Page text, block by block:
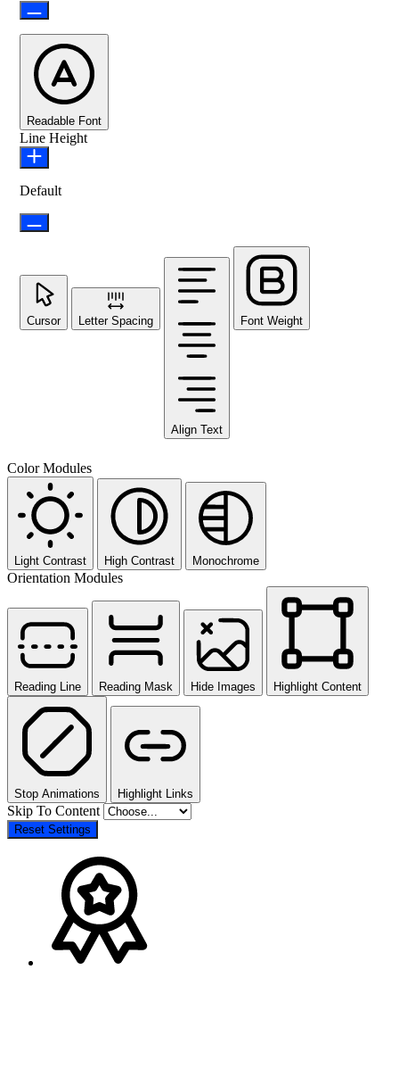
Readable Font
Line Height
Default
Cursor Letter Spacing
Align Text
Font Weight
Color Modules
Light Contrast High Contrast Monochrome
Orientation Modules
Reading Line Reading Mask Hide Images Highlight Content
Stop Animations Highlight Links
Skip To Content
Reset Settings